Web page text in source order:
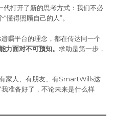
代打开了新的思考方式：我们不必
懂得照顾自己的人”。
嘱平台的理念，都在传达同一个
力面对不可预知。 求助是第一步，
家人、有朋友、有SmartWills这
准备好了，不论未来是什么样